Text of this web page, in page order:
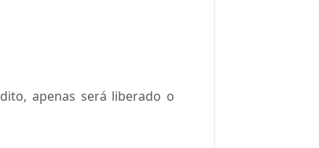
apenas será liberado o